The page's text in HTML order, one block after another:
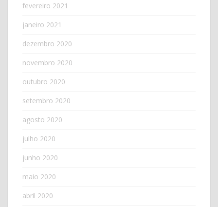
fevereiro 2021
janeiro 2021
dezembro 2020
novembro 2020
outubro 2020
setembro 2020
agosto 2020
julho 2020
junho 2020
maio 2020
abril 2020